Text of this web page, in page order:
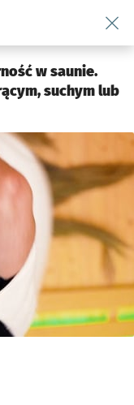
Sport i rekreacja
w saunie.
suchym lub